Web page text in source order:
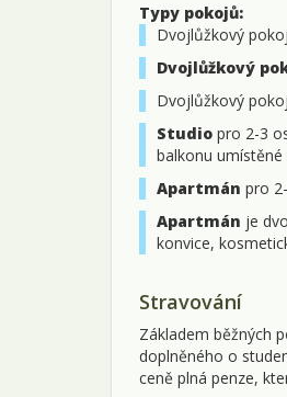
Typy pokojů:
Dvojlůžkový pokoj
Dvojlůžkový
Dvojlůžkový
Studio pro 2-3
balkonu umístěné
Apartmán pro
Apartmán je
konvice,
Stravování
Základem běžných
doplněného o
ceně plná penze,